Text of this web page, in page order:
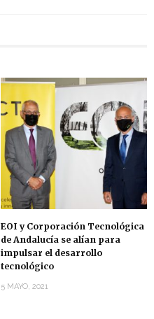
EOI y Corporación Tecnológica
de Andalucía se alían para
impulsar el desarrollo
tecnológico
5 MAYO, 2021